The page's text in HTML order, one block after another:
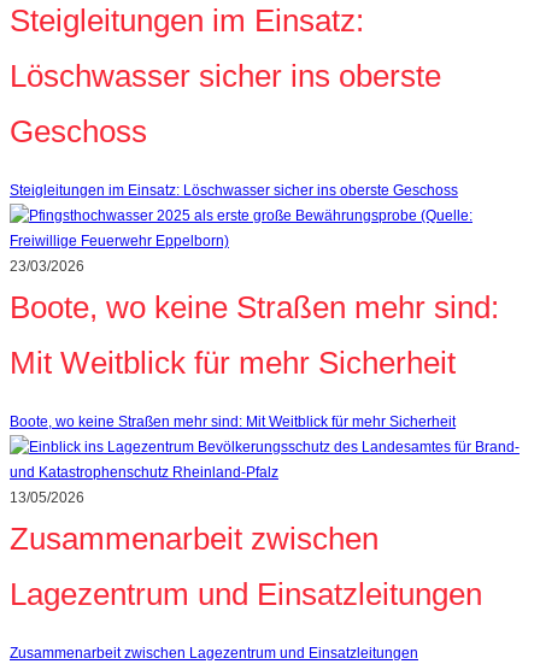
Steigleitungen im Einsatz:
Löschwasser sicher ins oberste
Geschoss
Steigleitungen im Einsatz: Löschwasser sicher ins oberste Geschoss
23/03/2026
Boote, wo keine Straßen mehr sind:
Mit Weitblick für mehr Sicherheit
Boote, wo keine Straßen mehr sind: Mit Weitblick für mehr Sicherheit
13/05/2026
Zusammenarbeit zwischen
Lagezentrum und Einsatzleitungen
Zusammenarbeit zwischen Lagezentrum und Einsatzleitungen